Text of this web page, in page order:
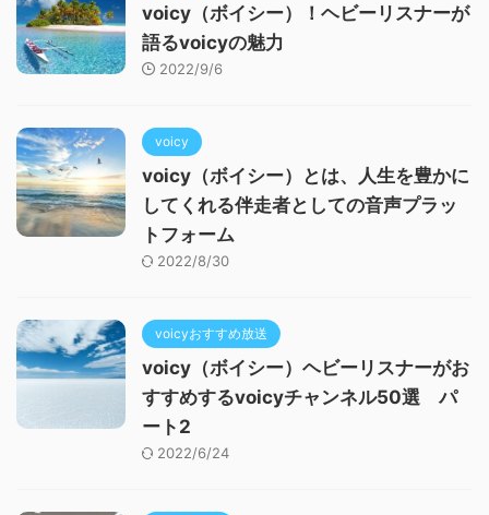
voicy（ボイシー）！ヘビーリスナーが
語るvoicyの魅力
2022/9/6
voicy
voicy（ボイシー）とは、人生を豊かに
してくれる伴走者としての音声プラッ
トフォーム
2022/8/30
voicyおすすめ放送
voicy（ボイシー）ヘビーリスナーがお
すすめするvoicyチャンネル50選 パ
ート2
2022/6/24